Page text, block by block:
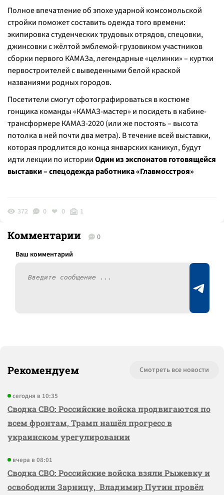
Полное впечатление об эпохе ударной комсомольской
стройки поможет составить одежда того времени:
экипировка студенческих трудовых отрядов, спецовки,
джинсовки с жёлтой эмблемой-грузовиком участников
сборки первого КАМАЗа, легендарные «целинки» – куртки
первостроителей с выведенными белой краской
названиями родных городов.
Посетители смогут сфотографироваться в костюме
гонщика команды «КАМАЗ-мастер» и посидеть в кабине-
трансформере КАМАЗ-2020 (или же постоять – высота
потолка в ней почти два метра). В течение всей выставки,
которая продлится до конца январских каникул, будут
идти лекции по историиОдин из экспонатов готовящейся
выставки – спецодежда работника «Главмосстроя»
372 0 0 1
Комментарии 0
Рекомендуем Смотреть все новости
сегодня в 10:35
Сводка СВО: Российские войска продвигаются по
всем фронтам, Трамп нашёл прогресс в
украинском урегулировании
вчера в 08:01
Сводка СВО: Российские войска взяли Рыжевку и
освободили Зарницу, Владимир Путин провёл